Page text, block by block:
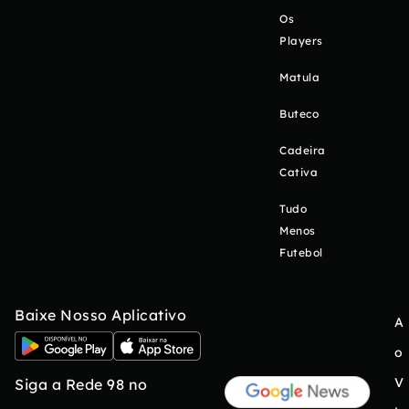
Os
Players
Matula
Buteco
Cadeira
Cativa
Tudo
Menos
Futebol
Baixe Nosso Aplicativo
Siga a Rede 98 no
A
o
V